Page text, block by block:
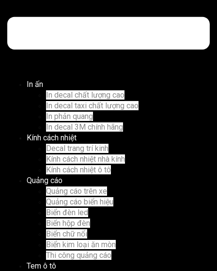
In ấn
In decal chất lượng cao
In decal taxi chất lượng cao
In phản quang
In decal 3M chính hãng
Kính cách nhiệt
Decal trang trí kinh
Kính cách nhiệt nhà kính
Kính cách nhiệt ô tô
Quảng cáo
Quảng cáo trên xe
Quảng cáo biển hiệu
Biển đèn led
Biển hộp đèn
Biển chữ nổi
Biển kim loại ăn mòn
Thi công quảng cáo
Tem ô tô